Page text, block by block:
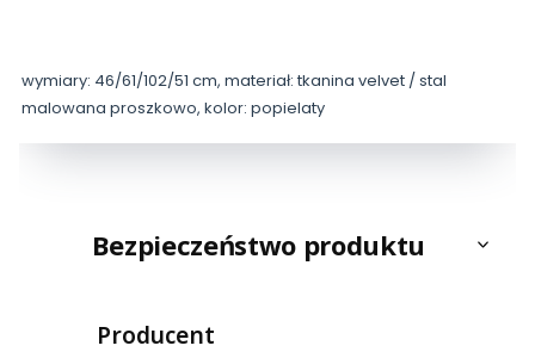
wymiary: 46/61/102/51 cm, materiał: tkanina velvet / stal
malowana proszkowo, kolor: popielaty
Bezpieczeństwo produktu
Producent